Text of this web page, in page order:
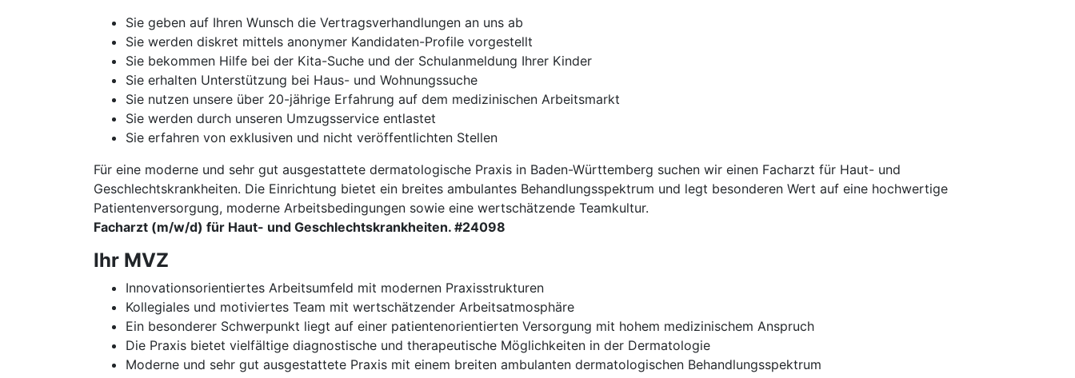
Sie geben auf Ihren Wunsch die Vertragsverhandlungen an uns ab
Sie werden diskret mittels anonymer Kandidaten-Profile vorgestellt
Sie bekommen Hilfe bei der Kita-Suche und der Schulanmeldung Ihrer Kinder
Sie erhalten Unterstützung bei Haus- und Wohnungssuche
Sie nutzen unsere über 20-jährige Erfahrung auf dem medizinischen Arbeitsmarkt
Sie werden durch unseren Umzugsservice entlastet
Sie erfahren von exklusiven und nicht veröffentlichten Stellen
Für eine moderne und sehr gut ausgestattete dermatologische Praxis in Baden-Württemberg suchen wir einen Facharzt für Haut- und
Geschlechtskrankheiten. Die Einrichtung bietet ein breites ambulantes Behandlungsspektrum und legt besonderen Wert auf eine hochwertige
Patientenversorgung, moderne Arbeitsbedingungen sowie eine wertschätzende Teamkultur.
Facharzt (m/w/d) für Haut- und Geschlechtskrankheiten. #24098
Ihr MVZ
Innovationsorientiertes Arbeitsumfeld mit modernen Praxisstrukturen
Kollegiales und motiviertes Team mit wertschätzender Arbeitsatmosphäre
Ein besonderer Schwerpunkt liegt auf einer patientenorientierten Versorgung mit hohem medizinischem Anspruch
Die Praxis bietet vielfältige diagnostische und therapeutische Möglichkeiten in der Dermatologie
Moderne und sehr gut ausgestattete Praxis mit einem breiten ambulanten dermatologischen Behandlungsspektrum